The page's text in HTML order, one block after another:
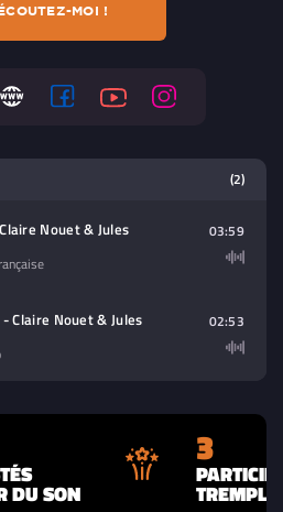
MOI !
lire (audio/video)
(2)
Nouet & Jules 03:59
Claire Nouet & Jules 02:53
DU SON
3